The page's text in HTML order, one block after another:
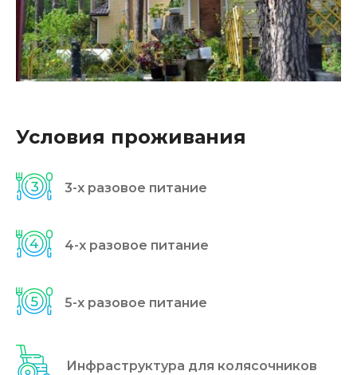
Условия проживания
3-x разовое питание
4-x разовое питание
5-x разовое питание
Инфраструктура для колясочников